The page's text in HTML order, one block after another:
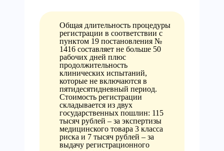
Общая длительность процедуры
регистрации в соответствии с
пунктом 19 постановления №
1416 составляет не больше 50
рабочих дней плюс
продолжительность
клинических испытаний,
которые не включаются в
пятидесятидневный период.
Стоимость регистрации
складывается из двух
государственных пошлин: 115
тысяч рублей – за экспертизы
медицинского товара 3 класса
риска и 7 тысяч рублей – за
выдачу регистрационного